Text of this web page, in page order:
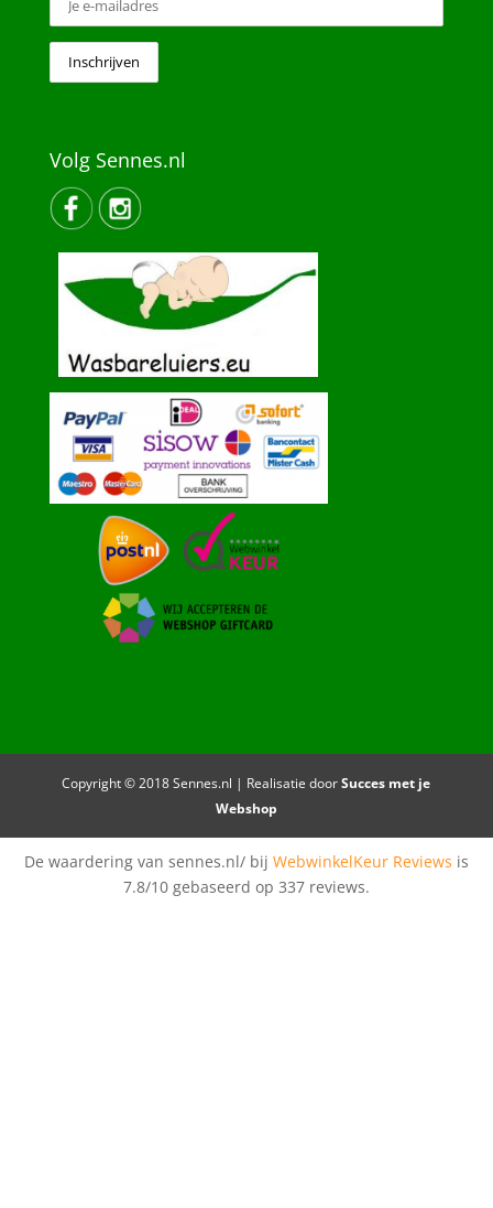
Volg Sennes.nl
Copyright © 2018 Sennes.nl | Realisatie doorSucces met je
Webshop
De waardering van sennes.nl/ bij WebwinkelKeur Reviews is
7.8/10 gebaseerd op 337 reviews.